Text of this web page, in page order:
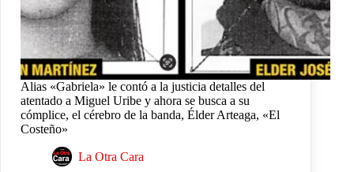
Alias «Gabriela» le contó a la justicia detalles del
atentado a Miguel Uribe y ahora se busca a su
cómplice, el cérebro de la banda, Élder Arteaga, «El
Costeño»
La Otra Cara